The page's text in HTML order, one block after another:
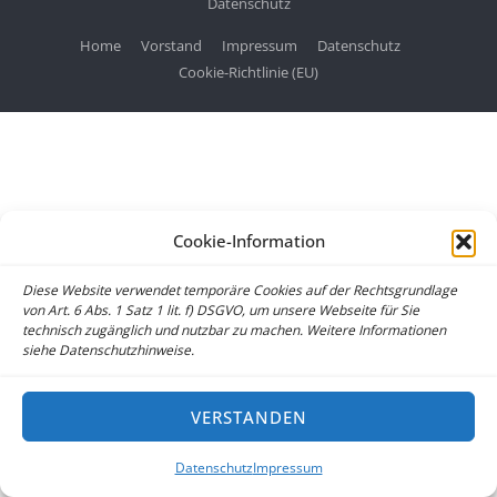
Cookie-Information
Diese Website verwendet temporäre Cookies auf der Rechtsgrundlage
von Art. 6 Abs. 1 Satz 1 lit. f) DSGVO, um unsere Webseite für Sie
technisch zugänglich und nutzbar zu machen. Weitere Informationen
siehe Datenschutzhinweise.
VERSTANDEN
DatenschutzImpressum
Home Vorstand Impressum
Datenschutz
Cookie-Richtlinie (EU)